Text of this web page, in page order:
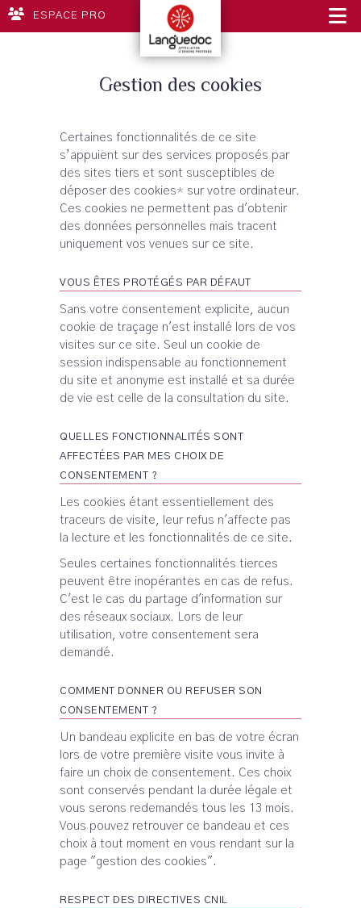
ESPACE PRO
Gestion des cookies
Certaines fonctionnalités de ce site
s’appuient sur des services proposés par
des sites tiers et sont susceptibles de
déposer des cookies* sur votre ordinateur.
Ces cookies ne permettent pas d'obtenir
des données personnelles mais tracent
uniquement vos venues sur ce site.
VOUS ÊTES PROTÉGÉS PAR DÉFAUT
Sans votre consentement explicite, aucun
cookie de traçage n'est installé lors de vos
visites sur ce site. Seul un cookie de
session indispensable au fonctionnement
du site et anonyme est installé et sa durée
de vie est celle de la consultation du site.
QUELLES FONCTIONNALITÉS SONT
AFFECTÉES PAR MES CHOIX DE
CONSENTEMENT ?
Les cookies étant essentiellement des
traceurs de visite, leur refus n'affecte pas
la lecture et les fonctionnalités de ce site.
Seules certaines fonctionnalités tierces
peuvent être inopérantes en cas de refus.
C'est le cas du partage d'information sur
des réseaux sociaux. Lors de leur
utilisation, votre consentement sera
demandé.
COMMENT DONNER OU REFUSER SON
CONSENTEMENT ?
Un bandeau explicite en bas de votre écran
lors de votre première visite vous invite à
faire un choix de consentement. Ces choix
sont conservés pendant la durée légale et
vous serons redemandés tous les 13 mois.
Vous pouvez retrouver ce bandeau et ces
choix à tout moment en vous rendant sur la
page "gestion des cookies".
RESPECT DES DIRECTIVES CNIL